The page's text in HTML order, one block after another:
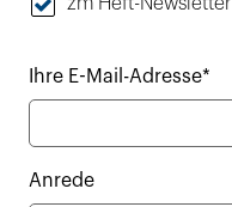
zm Heft-Newsletter
Ihre E-Mail-Adresse*
Anrede